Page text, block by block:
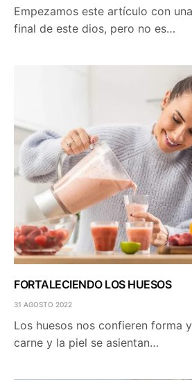
Empezamos este artículo con
final de este dios, pero no es…
FORTALECIENDO LOS HUESOS
31 AGOSTO 2022
Los huesos nos confieren forma
carne y la piel se asientan…